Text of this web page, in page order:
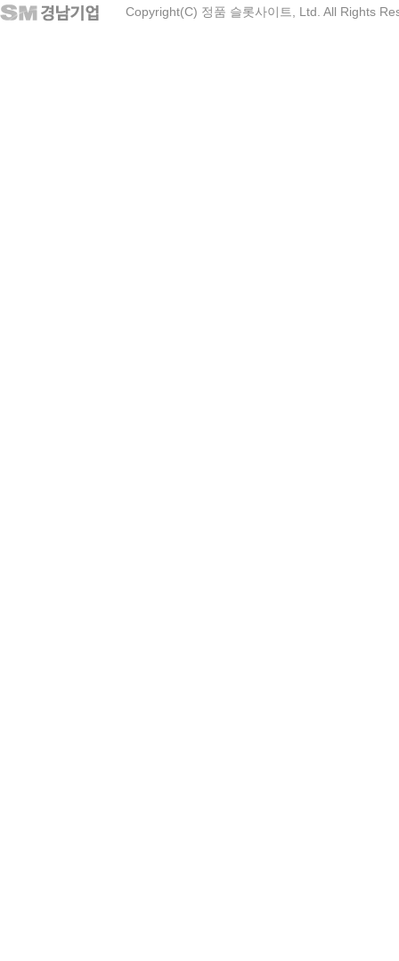
Copyright(C) 정품 슬롯사이트, Ltd. All Rights